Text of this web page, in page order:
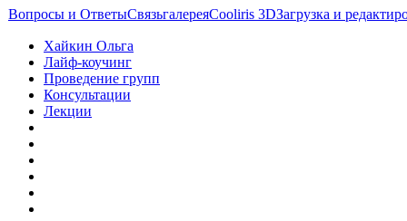
Вопросы и ОтветыСвязьгалереяCooliris 3DЗагрузка и
Хайкин Ольга
Лайф-коучинг
Проведение групп
Консультации
Лекции